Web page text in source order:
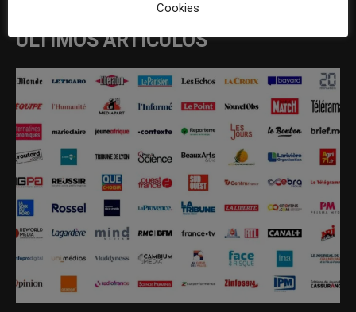
ÚLTIMOS ARTÍCULOS
Cookies